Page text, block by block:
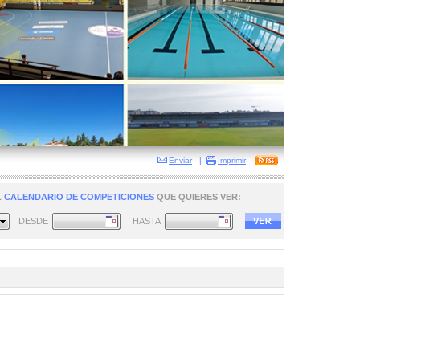
Enviar | Imprimir
CALENDARIO DE COMPETICIONES QUE QUIERES VER:
DESDE HASTA